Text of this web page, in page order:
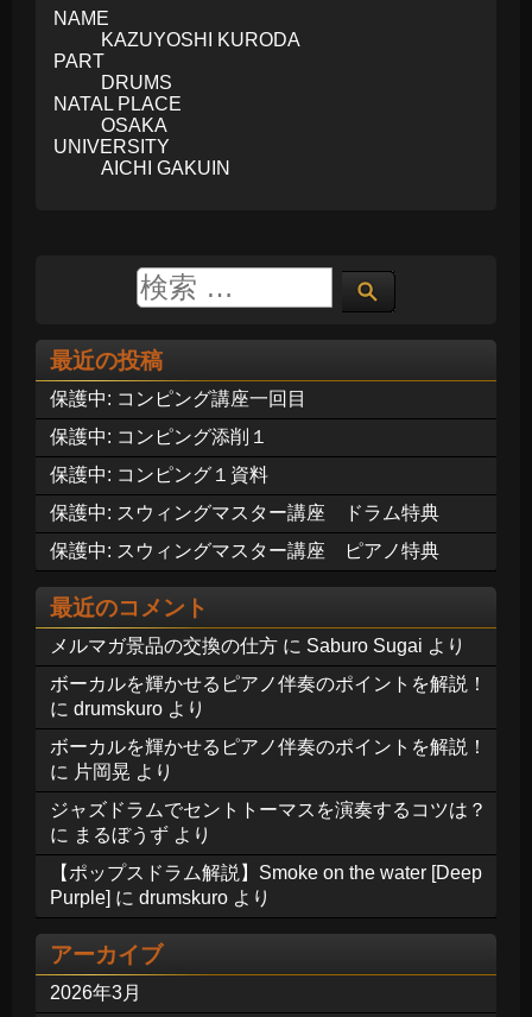
NAME
KAZUYOSHI KURODA
PART
DRUMS
NATAL PLACE
OSAKA
UNIVERSITY
AICHI GAKUIN
最近の投稿
保護中: コンピング講座一回目
保護中: コンピング添削１
保護中: コンピング１資料
保護中: スウィングマスター講座 ドラム特典
保護中: スウィングマスター講座 ピアノ特典
最近のコメント
メルマガ景品の交換の仕方 に Saburo Sugai より
ボーカルを輝かせるピアノ伴奏のポイントを解説！
に drumskuro より
ボーカルを輝かせるピアノ伴奏のポイントを解説！
に 片岡晃 より
ジャズドラムでセントトーマスを演奏するコツは？
に まるぼうず より
【ポップスドラム解説】Smoke on the water [Deep
Purple] に drumskuro より
アーカイブ
2026年3月